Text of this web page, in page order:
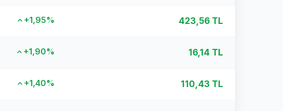
+1,95% 423,56 TL
+1,90% 16,14 TL
+1,40% 110,43 TL